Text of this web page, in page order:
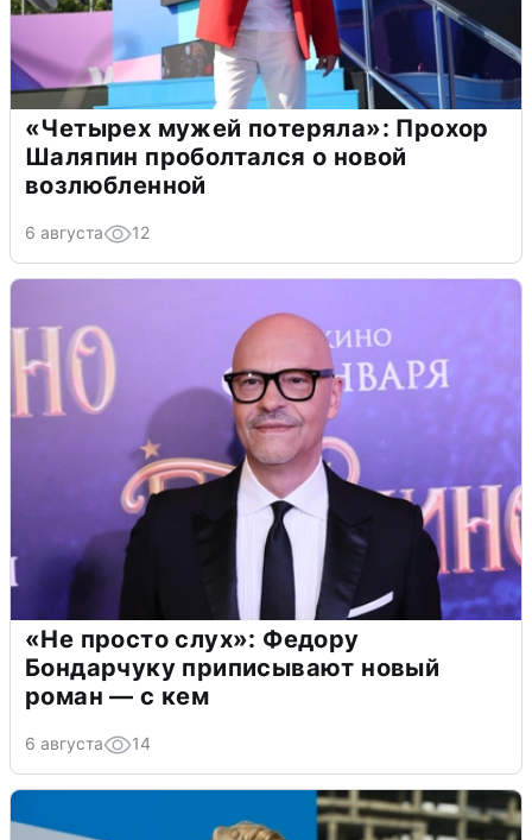
«Четырех мужей потеряла»: Прохор
Шаляпин проболтался о новой
возлюбленной
6 августа 12
«Не просто слух»: Федору
Бондарчуку приписывают новый
роман — с кем
6 августа 14